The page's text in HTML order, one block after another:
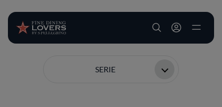
User account
SERIE